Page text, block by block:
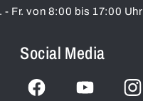
- Fr. von 8:00 bis 17:00 Uhr
Social Media